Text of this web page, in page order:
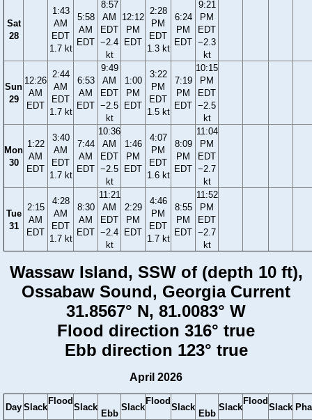
Sat
28
1:43
AM
EDT
1.7 kt
5:58
AM
EDT
8:57
AM
EDT
−2.4
kt
12:12
PM
EDT
2:28
PM
EDT
1.3 kt
6:24
PM
EDT
9:21
PM
EDT
−2.3
kt
Sun
29
12:26
AM
EDT
2:44
AM
EDT
1.7 kt
6:53
AM
EDT
9:49
AM
EDT
−2.5
kt
1:00
PM
EDT
3:22
PM
EDT
1.5 kt
7:19
PM
EDT
10:15
PM
EDT
−2.5
kt
Mon
30
1:22
AM
EDT
3:40
AM
EDT
1.7 kt
7:44
AM
EDT
10:36
AM
EDT
−2.5
kt
1:46
PM
EDT
4:07
PM
EDT
1.6 kt
8:09
PM
EDT
11:04
PM
EDT
−2.7
kt
Tue
31
2:15
AM
EDT
4:28
AM
EDT
1.7 kt
8:30
AM
EDT
11:21
AM
EDT
−2.4
kt
2:29
PM
EDT
4:46
PM
EDT
1.7 kt
8:55
PM
EDT
11:52
PM
EDT
−2.7
kt
Wassaw Island, SSW of (depth 10 ft),
Ossabaw Sound, Georgia Current
31.8567° N, 81.0083° W
Flood direction 316° true
Ebb direction 123° true
April 2026
Day Slack
Flood
Slack
Ebb
Slack
Flood
Slack
Ebb
Slack
Flood
Slack